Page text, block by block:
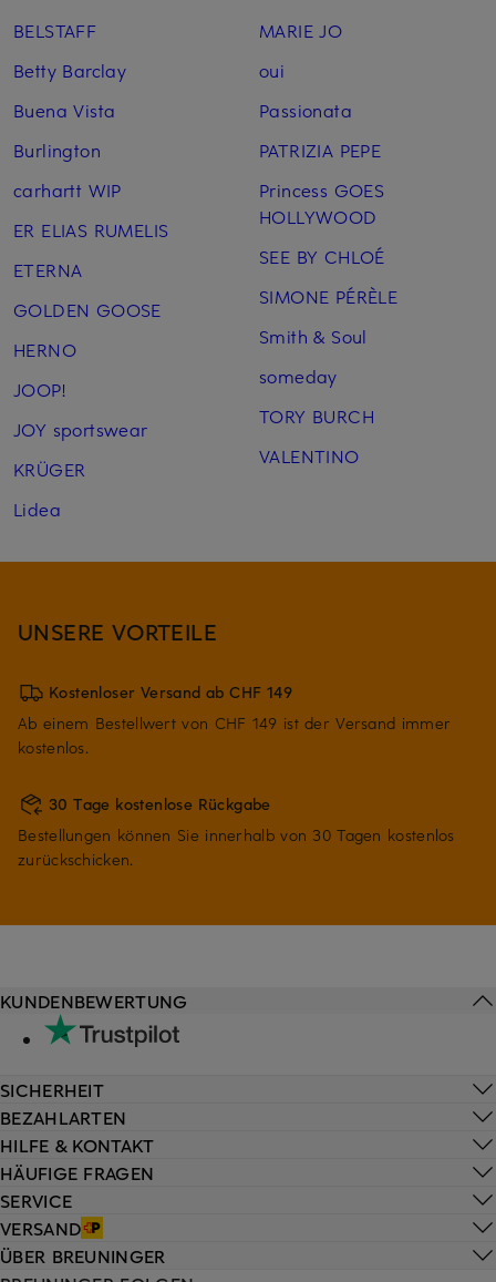
BELSTAFF
Betty Barclay
Buena Vista
Burlington
carhartt WIP
ER ELIAS RUMELIS
ETERNA
GOLDEN GOOSE
HERNO
JOOP!
JOY sportswear
KRÜGER
Lidea
MARIE JO
oui
Passionata
PATRIZIA PEPE
Princess GOES
HOLLYWOOD
SEE BY CHLOÉ
SIMONE PÉRÈLE
Smith & Soul
someday
TORY BURCH
VALENTINO
UNSERE VORTEILE
Kostenloser Versand ab CHF 149
Ab einem Bestellwert von CHF 149 ist der Versand immer
kostenlos.
30 Tage kostenlose Rückgabe
Bestellungen können Sie innerhalb von 30 Tagen kostenlos
zurückschicken.
HILFE & KONTAKT
HÄUFIGE FRAGEN
SERVICE
VERSAND
KUNDENBEWERTUNG
SICHERHEIT
BEZAHLARTEN
ÜBER BREUNINGER